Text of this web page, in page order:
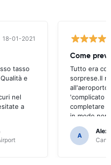
18-01-2021
tasso
e
nel
a
Come
Tutto era
sorprese.Il
all'aeroporto
'complicato
completare
in modo
A
Alex